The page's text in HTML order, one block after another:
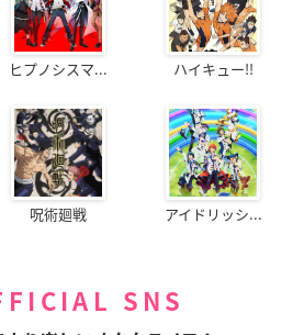
ヒプノシスマ... ハイキュー!!
呪術廻戦 アイドリッシ...
SNS